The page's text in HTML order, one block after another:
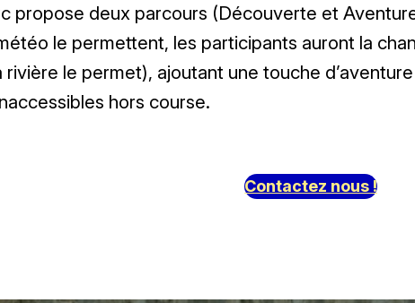
propose deux parcours (Découverte et
le permettent, les participants auront la
rivière le permet), ajoutant une touche
hors course.
Contactez nous !